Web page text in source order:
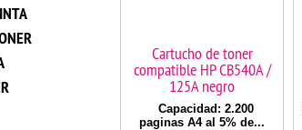
Cartucho de toner
compatible HP CB540A /
125A negro
Capacidad: 2.200
paginas A4 al 5% de...